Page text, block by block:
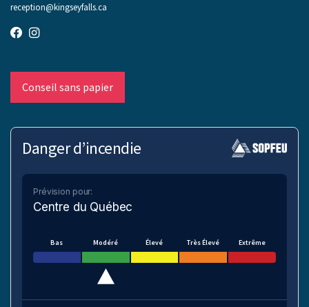
reception@kingseyfalls.ca
Conseil sans papier
Danger d’incendie
Prévision pour:
Centre du Québec
Bas Modéré Élevé Très Élevé Extrême